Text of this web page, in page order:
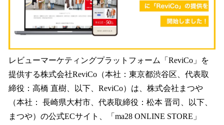
す
レビューマーケティングプラットフォーム「ReviCo」を
提供する株式会社ReviCo（本社：東京都渋谷区、代表取
締役：高橋 直樹、以下、ReviCo）は、株式会社まつや
（本社： 長崎県大村市、代表取締役：松本 晋司、以下、
まつや）の公式ECサイト、「ma28 ONLINE STORE」